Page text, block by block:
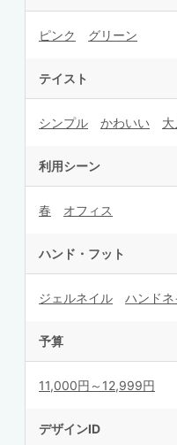
ピンク グリーン
テイスト
シンプル かわいい
利用シーン
春 オフィス
ハンド・フット
ジェルネイル ハンド
予算
11,000円～12,999円
デザインID